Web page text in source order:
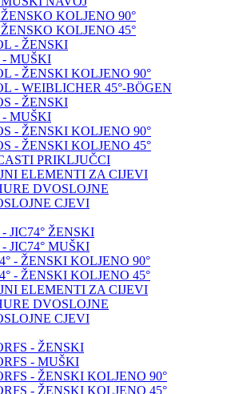
ŽENSKO KOLJENO 90°
ŽENSKO KOLJENO 45°
- ŽENSKI
- MUŠKI
- ŽENSKI KOLJENO 90°
- WEIBLICHER 45°-BÖGEN
- ŽENSKI
- MUŠKI
- ŽENSKI KOLJENO 90°
- ŽENSKI KOLJENO 45°
PRIKLJUČCI
ELEMENTI ZA CIJEVI
DVOSLOJNE
CJEVI
JIC74° ŽENSKI
- JIC74° MUŠKI
- ŽENSKI KOLJENO 90°
- ŽENSKI KOLJENO 45°
ELEMENTI ZA CIJEVI
DVOSLOJNE
CJEVI
- ŽENSKI
- MUŠKI
- ŽENSKI KOLJENO 90°
- ŽENSKI KOLJENO 45°